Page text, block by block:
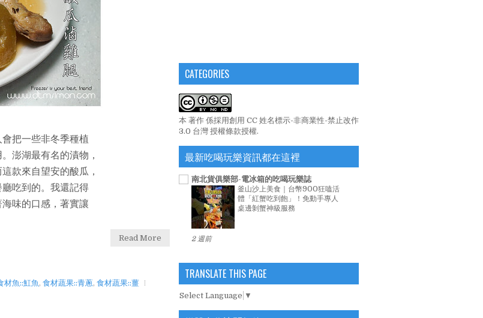
把一些非冬季種植
澎湖最有名的漬物，
款來自望安的酸瓜，
吃到的。我還記得
味的口感，著實讓
Read More
材魚::魟魚, 食材蔬果::青蔥, 食材蔬果::薑
CATEGORIES
本 著作 係採用創用 CC 姓名標示-非商業性-禁止改作
3.0 台灣 授權條款授權.
最新吃喝玩樂資訊都在這裡
南北貨俱樂部-電冰箱的吃喝玩樂誌
釜山沙上美食｜台幣900狂嗑活
體「紅蟹吃到飽」！免動手專人
桌邊剝蟹神級服務
2 週前
TRANSLATE THIS PAGE
Select Language ▼